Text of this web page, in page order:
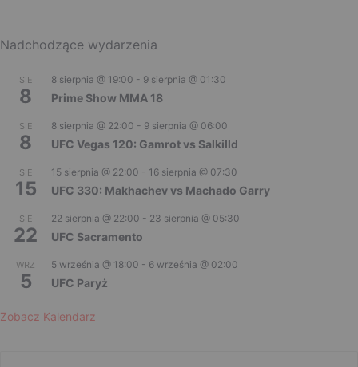
Nadchodzące wydarzenia
SIE
8
8 sierpnia @ 19:00 - 9 sierpnia @ 01:30
Prime Show MMA 18
SIE
8
8 sierpnia @ 22:00 - 9 sierpnia @ 06:00
UFC Vegas 120: Gamrot vs Salkilld
SIE
15
15 sierpnia @ 22:00 - 16 sierpnia @ 07:30
UFC 330: Makhachev vs Machado Garry
SIE
22
22 sierpnia @ 22:00 - 23 sierpnia @ 05:30
UFC Sacramento
WRZ
5
5 września @ 18:00 - 6 września @ 02:00
UFC Paryż
Zobacz Kalendarz